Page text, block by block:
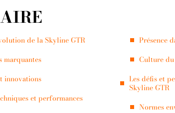
de la Skyline GTR
marquantes
innovations
et performances
Présence
Culture
Les défis et
Skyline GTR
Normes